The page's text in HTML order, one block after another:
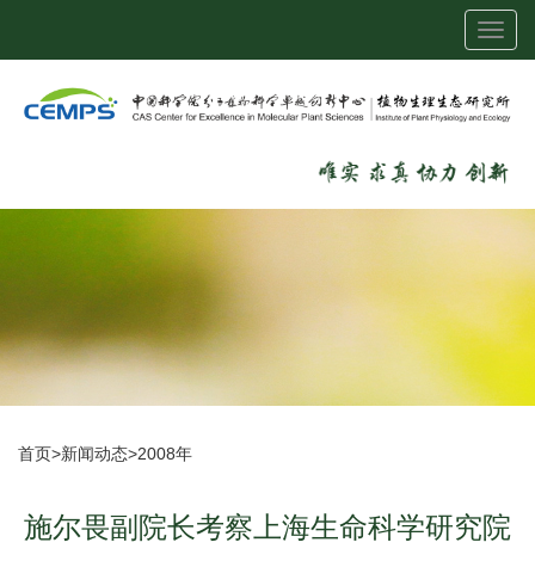
首页>新闻动态>2008年
施尔畏副院长考察上海生命科学研究院